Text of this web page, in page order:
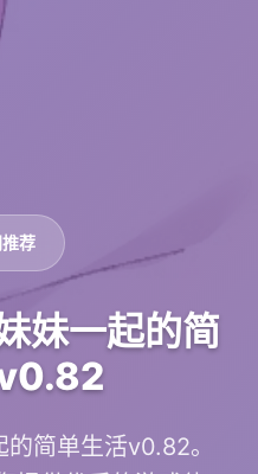
荐
妹一起的简
简单生活v0.82。